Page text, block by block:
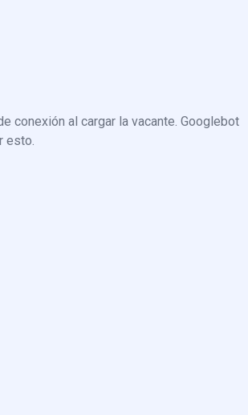
conexión al cargar la vacante. Googlebot
esto.